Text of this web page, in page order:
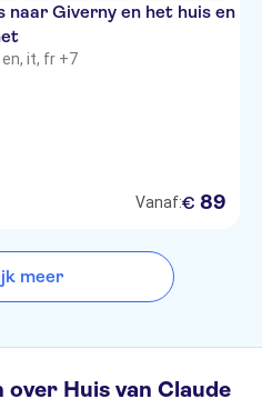
Giverny en het huis en
en, it, fr +7
Vanaf:€ 89
meer
Huis van Claude